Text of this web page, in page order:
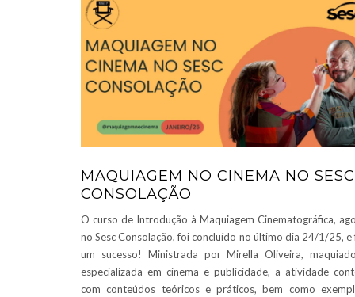
MAQUIAGEM NO CINEMA NO SESC
CONSOLAÇÃO
O curso de Introdução à Maquiagem Cinematográfica,
no Sesc Consolação, foi concluído no último dia 24/1/25, e
um sucesso! Ministrada por Mirella Oliveira,
especializada em cinema e publicidade, a atividade
com conteúdos teóricos e práticos, bem como